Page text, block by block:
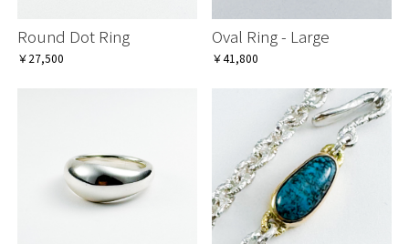
Round Dot Ring
￥27,500
Oval Ring - Large
￥41,800